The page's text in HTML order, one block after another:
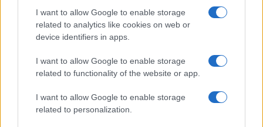
I want to allow Google to enable storage
related to analytics like cookies on web or
device identifiers in apps.
I want to allow Google to enable storage
related to functionality of the website or app.
I want to allow Google to enable storage
related to personalization.
Plohe in nevihte bodo do
večera zajele večji del države
V Črni na Koroškem se začenja
jubilejni 70. Koroški turistični